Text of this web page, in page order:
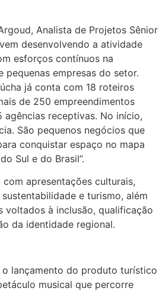
Analista de Projetos Sênior
desenvolvendo a atividade
esforços contínuos na
empresas do setor.
já conta com 18 roteiros
de 250 empreendimentos
agências receptivas. No início,
São pequenos negócios que
conquistar espaço no mapa
Sul e do Brasil”.
apresentações culturais,
e turismo, além
voltados à inclusão, qualificação
da identidade regional.
o lançamento do produto turístico
musical que percorre